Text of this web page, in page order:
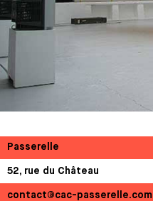
Passerelle
52, rue du Château
contact@cac-passerelle.com